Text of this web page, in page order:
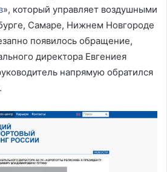
», который управляет воздушными
Самаре, Нижнем Новгороде
появилось обращение,
директора Евгениея
напрямую обратился